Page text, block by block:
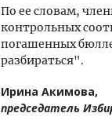
По ее словам,
контрольных
погашенных
разбираться".
Ирина Акимова,
председатель